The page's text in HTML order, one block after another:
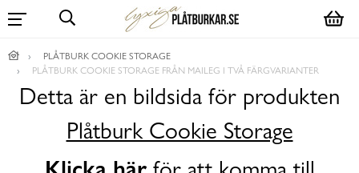
PLÅTBURK COOKIE STORAGE
PLÅTBURK COOKIE STORAGE FRÅN MAILEG I TVÅ FÄRGVARIANTER
Detta är en bildsida för produkten
Plåtburk Cookie Storage